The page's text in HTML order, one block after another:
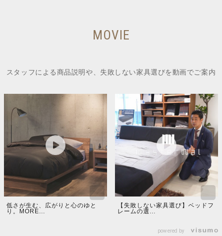
MOVIE
スタッフによる商品説明や、失敗しない家具選びを動画でご案内
低さが生む、広がりと心のゆと
り。MORE...
【失敗しない家具選び】ベッドフ
レームの選...
powered by